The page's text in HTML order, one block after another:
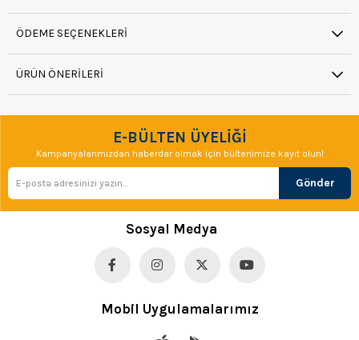
ÖDEME SEÇENEKLERI
ÜRÜN ÖNERILERI
E-BÜLTEN ÜYELİĞİ
Kampanyalarımızdan haberdar olmak için bültenimize kayıt olun!
Gönder
Sosyal Medya
Mobil Uygulamalarımız